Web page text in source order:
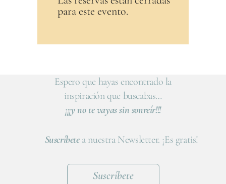
para este evento.
Espero que hayas encontrado la
inspiración que buscabas…
¡¡¡y no te vayas sin sonreír!!!
Suscríbetea nuestra Newsletter. ¡Es gratis!
Suscríbete